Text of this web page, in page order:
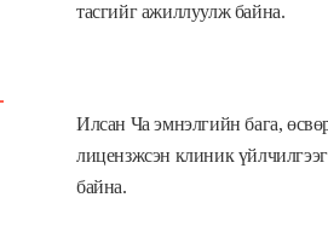
тасгийг ажиллуулж байна.
Илсан Ча эмнэлгийн бага,
лицензжсэн клиник
байна.